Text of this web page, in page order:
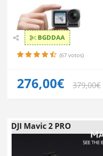
BGDDAA
(67 votos)
276,00€ 379,00€
DJI Mavic 2 PRO